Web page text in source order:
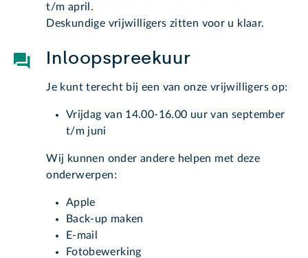
t/m april.
Deskundige vrijwilligers zitten voor u klaar.
Inloopspreekuur
Je kunt terecht bij een van onze vrijwilligers op:
Vrijdag van 14.00-16.00 uur van september
t/m juni
Wij kunnen onder andere helpen met deze
onderwerpen:
Apple
Back-up maken
E-mail
Fotobewerking